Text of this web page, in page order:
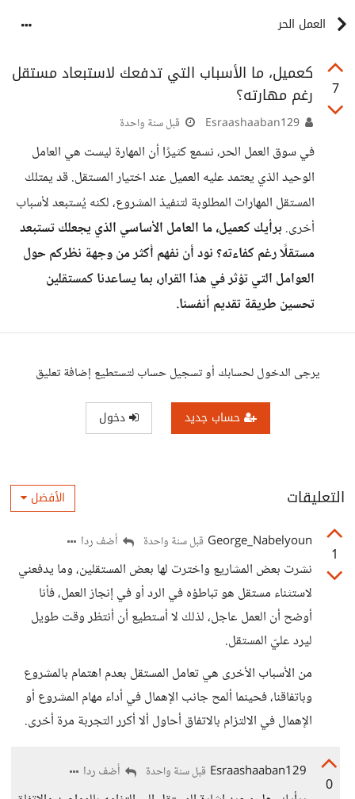
العمل الحر
7
كعميل، ما الأسباب التي تدفعك لاستبعاد مستقل
رغم مهارته؟
قبل سنة واحدة
في سوق العمل الحر، نسمع كثيرًا أن المهارة ليست هي العامل
الوحيد الذي يعتمد عليه العميل عند اختيار المستقل. قد يمتلك
المستقل المهارات المطلوبة لتنفيذ المشروع، لكنه يُستبعد لأسباب
أخرى. برأيك كعميل، ما العامل الأساسي الذي يجعلك تستبعد
مستقلًا رغم كفاءته؟ نود أن نفهم أكثر من وجهة نظركم حول
العوامل التي تؤثر في هذا القرار، بما يساعدنا كمستقلين
تحسين طريقة تقديم أنفسنا.
يرجى الدخول لحسابك أو تسجيل حساب لتستطيع إضافة تعليق
حساب جديد دخول
التعليقات الأفضل
1
George_Nabelyoun قبل سنة واحدة أضف ردا
نشرت بعض المشاريع واخترت لها بعض المستقلين، وما يدفعني
لاستثناء مستقل هو تباطؤه في الرد أو في إنجاز العمل، فأنا
أوضح أن العمل عاجل، لذلك لا أستطيع أن أنتظر وقت طويل
ليرد عليّ المستقل.
من الأسباب الأخرى هي تعامل المستقل بعدم اهتمام بالمشروع
وباتفاقنا، فحينما ألمح جانب الإهمال في أداء مهام المشروع أو
الإهمال في الالتزام بالاتفاق أحاول ألا أكرر التجربة مرة أخرى.
0
Esraashaaban129 قبل سنة واحدة أضف ردا